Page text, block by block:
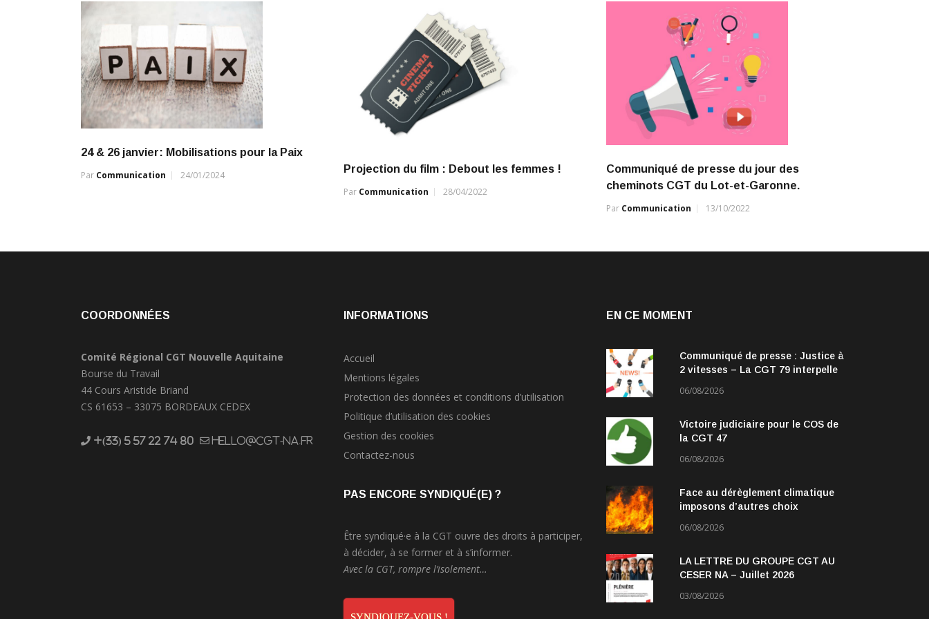
24 & 26 janvier: Mobilisations pour la Paix
Par Communication 24/01/2024
Projection du film : Debout les femmes !
Par Communication 28/04/2022
Communiqué de presse du jour des
cheminots CGT du Lot-et-Garonne.
Par Communication 13/10/2022
COORDONNÉES
Comité Régional CGT Nouvelle Aquitaine
Bourse du Travail
44 Cours Aristide Briand
CS 61653 – 33075 BORDEAUX CEDEX
+(33) 5 57 22 74 80 hello@cgt-na.fr
INFORMATIONS
Accueil
Mentions légales
Protection des données et conditions d’utilisation
Politique d’utilisation des cookies
Gestion des cookies
Contactez-nous
PAS ENCORE SYNDIQUÉ(E) ?
Être syndiqué·e à la CGT ouvre des droits à participer,
à décider, à se former et à s’informer.
Avec la CGT, rompre l’isolement…
EN CE MOMENT
Communiqué de presse : Justice à
2 vitesses – La CGT 79 interpelle
06/08/2026
Victoire judiciaire pour le COS de
la CGT 47
06/08/2026
Face au dérèglement climatique
imposons d’autres choix
06/08/2026
LA LETTRE DU GROUPE CGT AU
CESER NA – Juillet 2026
03/08/2026